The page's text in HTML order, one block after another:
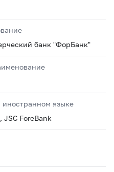
банк "ФорБанк"
языке
ForeBank